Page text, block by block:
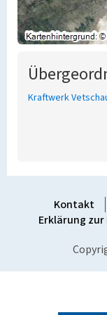
Kraftwerk
Kontakt
Erklärung